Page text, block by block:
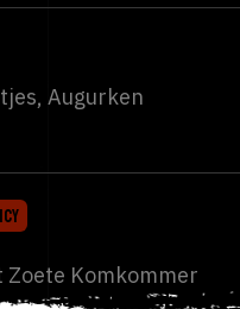
Augurken
Zoete Komkommer